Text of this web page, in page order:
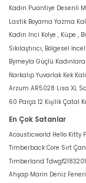
Kadın Puantiye Desenli
Lastik Boyama Yazma
Kadın Inci Kolye , Küpe ,
Sıkılaştırıcı, Bölgesel
Bymeyla Güçlü
Narkalıp Yuvarlak Kek
Arzum AR5028 Lisa XL
60 Parça 12 Kişilik Çatal
En Çok Satanlar
Acousticworld Hello Kitty
Timberback Core Sırt
Timberland
Ahşap Marin Deniz